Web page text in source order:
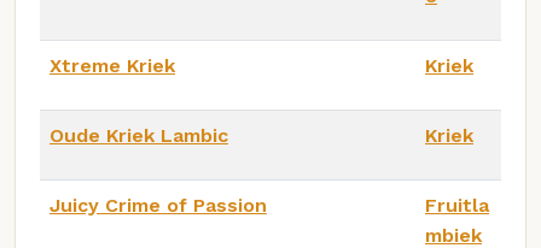
Xtreme Kriek Kriek
Oude Kriek Lambic Kriek
Juicy Crime of Passion
Fruitla
mbiek